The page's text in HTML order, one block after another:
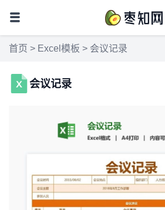
首页 > Excel模板 > 会议记录
会议记录